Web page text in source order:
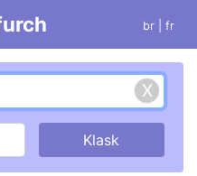
br | fr